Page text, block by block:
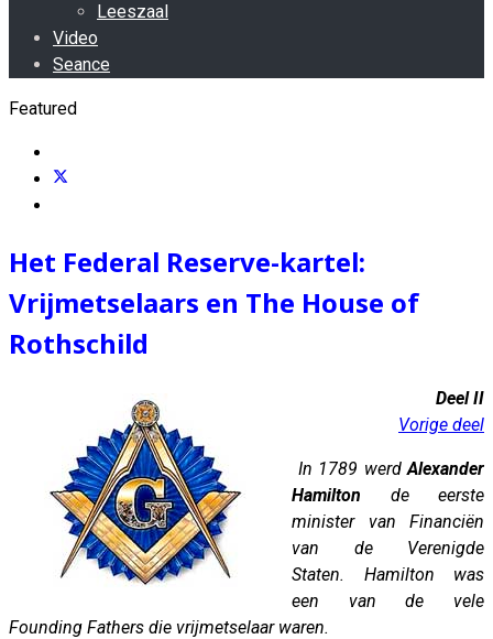
Leeszaal
Video
Seance
Featured
Het Federal Reserve-kartel:
Vrijmetselaars en The House of
Rothschild
Deel II
Vorige deel
In 1789 werdAlexander
Hamilton de eerste
minister van Financiën
van de Verenigde
Staten. Hamilton was
een van de vele
Founding Fathers die vrijmetselaar waren.